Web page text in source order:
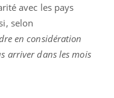
avec les pays
selon
en considération
arriver dans les mois